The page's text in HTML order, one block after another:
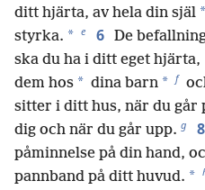
ditt hjärta, av hela din själ *
styrka. * e 6 De
ska du ha i ditt eget hjärta,
dem hos * dina barn * f
sitter i ditt hus, när du går
dig och när du går upp. g 8
påminnelse på din hand,
pannband på ditt huvud. *